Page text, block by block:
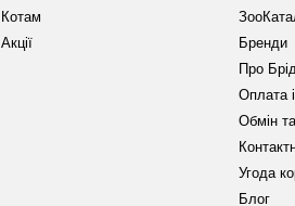
Котам
Акції
Бренди
Про
Оплата
Обмін
Угода
Блог